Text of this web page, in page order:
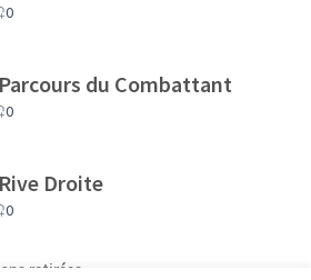
0
du Combattant
0
Droite
0
retirées